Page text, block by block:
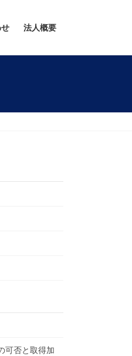
法人概要
可否と取得加